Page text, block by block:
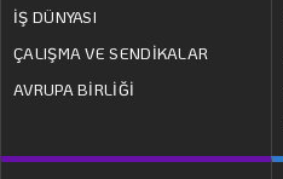
İŞ DÜNYASI
ÇALIŞMA VE SENDİKALAR
AVRUPA BİRLİĞİ